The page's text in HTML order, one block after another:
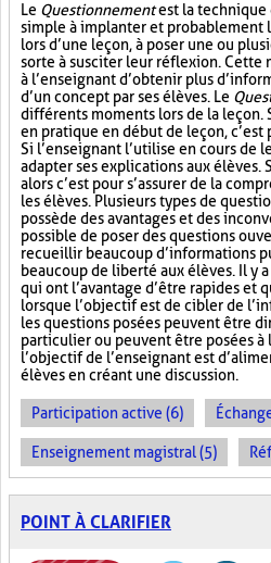
Le Questionnementest la technique
simple à implanter et probablement
lors d’une leçon, à poser une ou
sorte à susciter leur réflexion.
à l’enseignant d’obtenir plus
d’un concept par ses élèves. Le
différents moments lors de la leçon.
en pratique en début de leçon,
Si l’enseignant l’utilise en cours de
adapter ses explications aux élèves.
alors c’est pour s’assurer de la
les élèves. Plusieurs types de
possède des avantages et des
possible de poser des questions
recueillir beaucoup d’informations
beaucoup de liberté aux élèves. Il y
qui ont l’avantage d’être rapides et
lorsque l’objectif est de cibler de
les questions posées peuvent être
particulier ou peuvent être posées à
l’objectif de l’enseignant est
élèves en créant une discussion.
Participation active (6)
Enseignement magistral (5)
POINT À CLARIFIER